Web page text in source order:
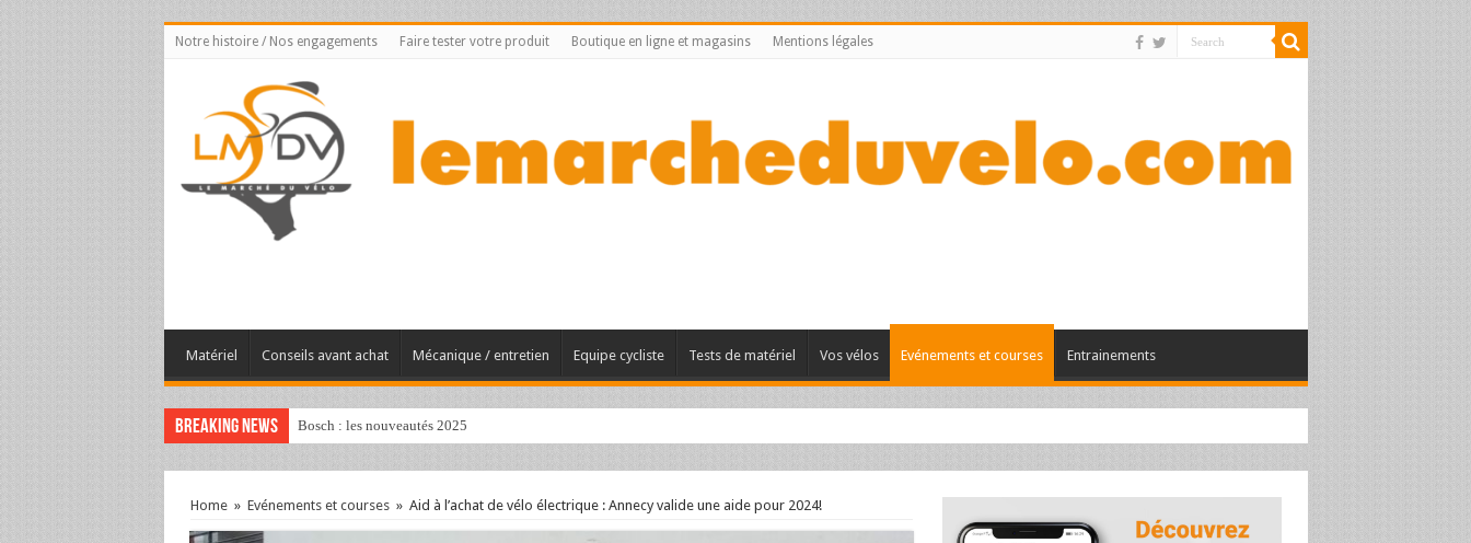
Notre histoire / Nos engagements Faire tester votre produit Boutique en ligne et magasins Mentions légales
Matériel Conseils avant achat Mécanique / entretien Equipe cycliste Tests de matériel Vos vélos Evénements et courses Entrainements
Breaking News Bosch : les nouveautés 2025
Home » Evénements et courses » Aid à l’achat de vélo électrique : Annecy valide une aide pour 2024!